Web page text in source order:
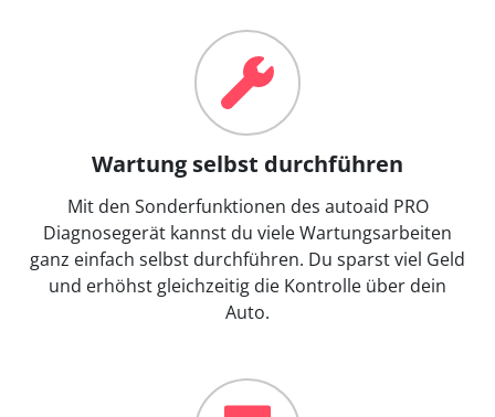
Wartung selbst durchführen
Mit den Sonderfunktionen des autoaid PRO
Diagnosegerät kannst du viele Wartungsarbeiten
ganz einfach selbst durchführen. Du sparst viel Geld
und erhöhst gleichzeitig die Kontrolle über dein
Auto.